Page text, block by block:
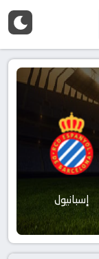
إسبانيول